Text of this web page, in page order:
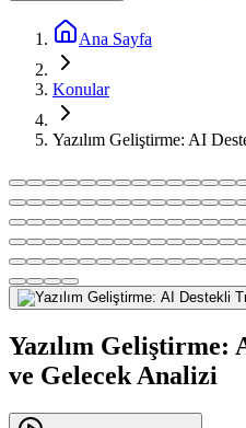
Ana Sayfa
Konular
Yazılım Geliştirme: AI
Yazılım
ve Gelecek Analizi